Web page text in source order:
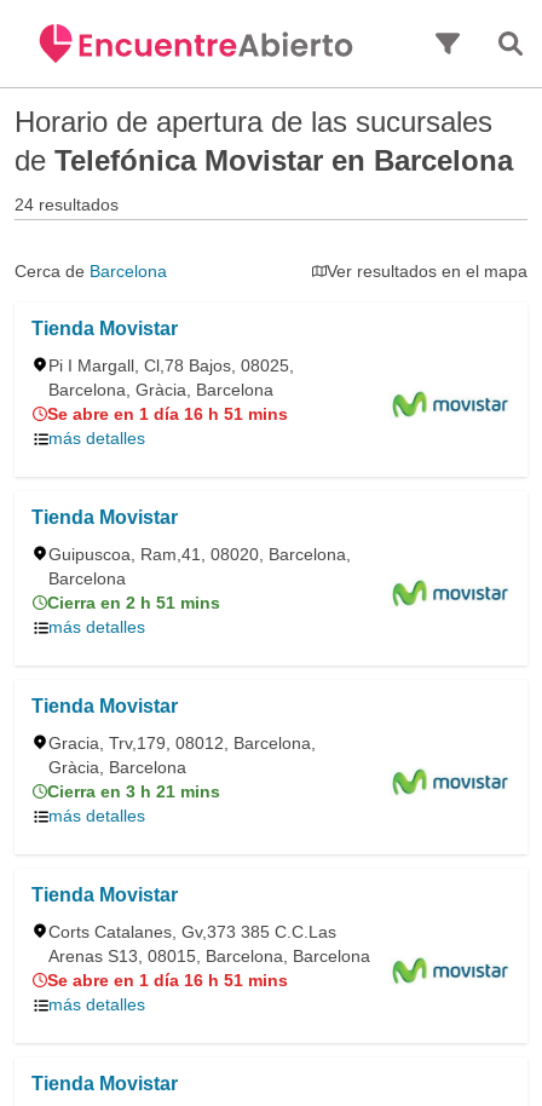
Horario de apertura de las sucursales
de Telefónica Movistar en Barcelona
24 resultados
Cerca de Barcelona Ver resultados en el mapa
Tienda Movistar
Pi I Margall, Cl,78 Bajos, 08025,
Barcelona, Gràcia, Barcelona
Se abre en 1 día 16 h 51 mins
más detalles
Tienda Movistar
Guipuscoa, Ram,41, 08020, Barcelona,
Barcelona
Cierra en 2 h 51 mins
más detalles
Tienda Movistar
Gracia, Trv,179, 08012, Barcelona,
Gràcia, Barcelona
Cierra en 3 h 21 mins
más detalles
Tienda Movistar
Corts Catalanes, Gv,373 385 C.C.Las
Arenas S13, 08015, Barcelona, Barcelona
Se abre en 1 día 16 h 51 mins
más detalles
Tienda Movistar